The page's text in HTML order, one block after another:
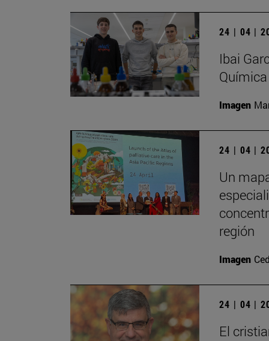
24 | 04 |
Ibai
Imagen
24 | 04 |
Un
región
Imagen
24 | 04 |
El